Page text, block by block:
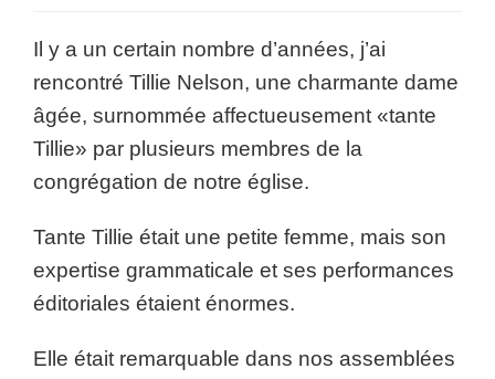
Il y a un certain nombre d’années, j’ai
rencontré Tillie Nelson, une charmante dame
âgée, surnommée affectueusement «tante
Tillie» par plusieurs membres de la
congrégation de notre église.
Tante Tillie était une petite femme, mais son
expertise grammaticale et ses performances
éditoriales étaient énormes.
Elle était remarquable dans nos assemblées